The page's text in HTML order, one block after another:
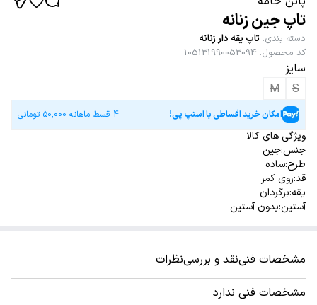
تاپ جین زنانه
دسته بندی: تاپ یقه دار زنانه
کد محصول:
105131990053094
سایز
S
M
امکان خرید اقساطی با اسنپ پی! 4 قسط ماهانه 50,000 تومانی
ویژگی های کالا
جنس:جین
طرح:ساده
قد:روی کمر
یقه:برگردان
آستین:بدون آستین
مشخصات فنینقد و بررسینظرات
مشخصات فنی ندارد